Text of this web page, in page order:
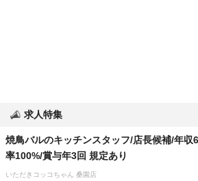
求人特集
焼鳥バルのキッチンスタッフ/店長候補/年収
率100%/賞与年3回 規定あり
いただきコッコちゃん 桑園店